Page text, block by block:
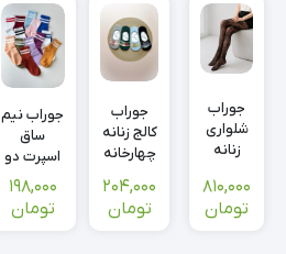
جوراب
شلواری
زنانه
810,000
تومان
جوراب
کالج زنانه
چهارخانه‌
نخی
204,000
تومان
جوراب نیم
ساق
اسپرت دو
خط
یونیسکس
198,000
تومان